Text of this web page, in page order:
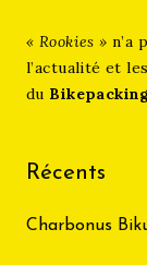
« Rookies »n’a
l’actualité et
du
Récents
Charbonus